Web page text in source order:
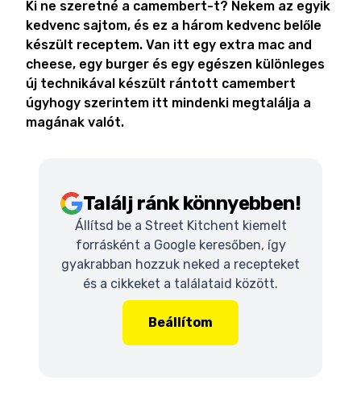
Ki ne szeretné a camembert-t? Nekem az egyik
kedvenc sajtom, és ez a három kedvenc belőle
készült receptem. Van itt egy extra mac and
cheese, egy burger és egy egészen különleges
új technikával készült rántott camembert
úgyhogy szerintem itt mindenki megtalálja a
magának valót.
Találj ránk könnyebben!
Állítsd be a Street Kitchent kiemelt
forrásként a Google keresőben, így
gyakrabban hozzuk neked a recepteket
és a cikkeket a találataid között.
Beállítom